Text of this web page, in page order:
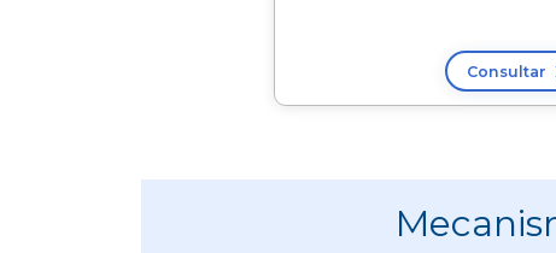
Consultar